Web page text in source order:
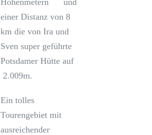
einer Distanz von 8
km die von Ira und
Sven super geführte
Potsdamer Hütte auf
2.009m.
Ein tolles
Tourengebiet mit
ausreichender